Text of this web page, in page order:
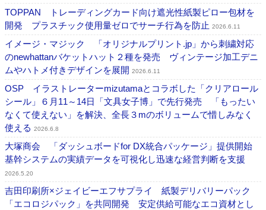
TOPPAN トレーディングカード向け遮光性紙製ピロー包材を
開発 プラスチック使用量ゼロでサーチ行為を防止 2026.6.11
イメージ・マジック 「オリジナルプリント.jp」から刺繍対応
のnewhattanバケットハット２種を発売 ヴィンテージ加工デニ
ムやハトメ付きデザインを展開 2026.6.11
OSP イラストレーターmizutamaとコラボした「クリアロール
シール」６月11～14日「文具女子博」で先行発売 「もったい
なくて使えない」を解決、全長３mのボリュームで惜しみなく
使える 2026.6.8
大塚商会 「ダッシュボードfor DX統合パッケージ」提供開始
基幹システムの実績データを可視化し迅速な経営判断を支援
2026.5.20
吉田印刷所×ジェイビーエフサプライ 紙製デリバリーパック
「エコロジパック」を共同開発 安定供給可能なエコ資材とし